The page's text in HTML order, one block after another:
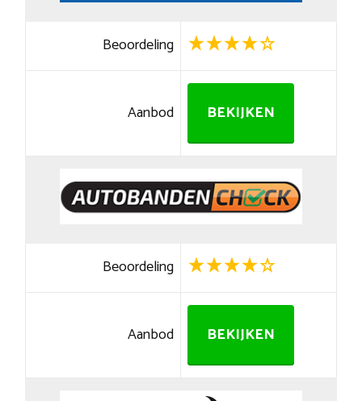
Beoordeling
Aanbod BEKIJKEN
Beoordeling
Aanbod BEKIJKEN